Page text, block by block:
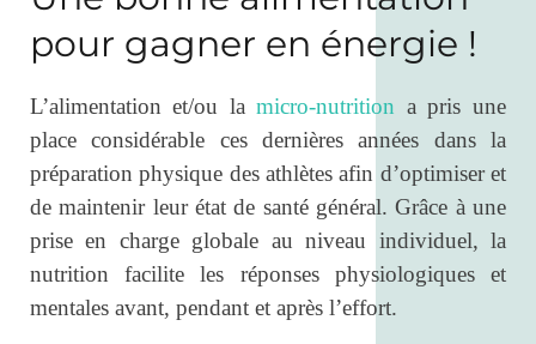
pour gagner en énergie !
L’alimentation et/ou la micro-nutrition a pris une
place considérable ces dernières années dans la
préparation physique des athlètes afin d’optimiser et
de maintenir leur état de santé général. Grâce à une
prise en charge globale au niveau individuel, la
nutrition facilite les réponses physiologiques et
mentales avant, pendant et après l’effort.